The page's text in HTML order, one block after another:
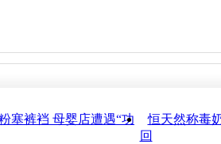
塞裤裆 母婴店遭遇“功
恒天然称毒
回